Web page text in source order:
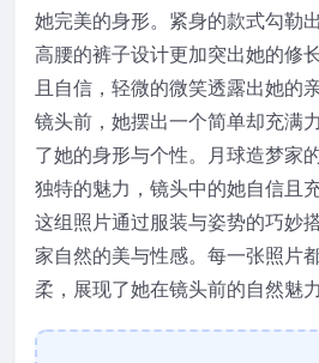
她完美的身形。紧身的款式勾勒
高腰的裤子设计更加突出她的修
且自信，轻微的微笑透露出她的
镜头前，她摆出一个简单却充满
了她的身形与个性。月球造梦家
独特的魅力，镜头中的她自信且
这组照片通过服装与姿势的巧妙
家自然的美与性感。每一张照片
柔，展现了她在镜头前的自然魅